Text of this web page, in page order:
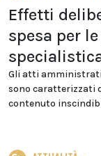
Effetti
spesa per
Gli atti
sono caratterizzati
contenuto